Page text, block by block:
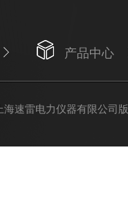
产品中心
海速雷电力仪器有限公司